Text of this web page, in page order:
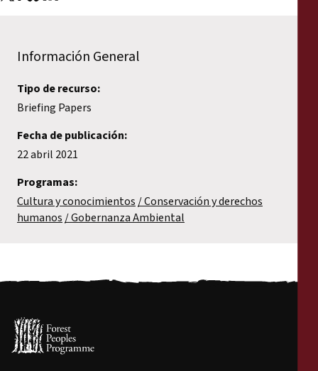
Información General
Tipo de recurso:
Briefing Papers
Fecha de publicación:
22 abril 2021
Programas:
Cultura y conocimientos Conservación y derechos
humanos Gobernanza Ambiental